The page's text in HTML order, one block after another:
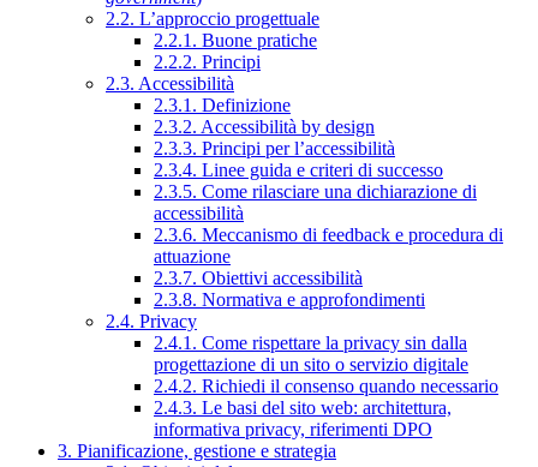
2.2. L’approccio progettuale
2.2.1. Buone pratiche
2.2.2. Principi
2.3. Accessibilità
2.3.1. Definizione
2.3.2. Accessibilità by design
2.3.3. Principi per l’accessibilità
2.3.4. Linee guida e criteri di successo
2.3.5. Come rilasciare una dichiarazione di
accessibilità
2.3.6. Meccanismo di feedback e procedura di
attuazione
2.3.7. Obiettivi accessibilità
2.3.8. Normativa e approfondimenti
2.4. Privacy
2.4.1. Come rispettare la privacy sin dalla
progettazione di un sito o servizio digitale
2.4.2. Richiedi il consenso quando necessario
2.4.3. Le basi del sito web: architettura,
informativa privacy, riferimenti DPO
3. Pianificazione, gestione e strategia